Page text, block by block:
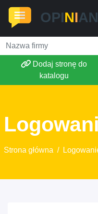
OPINI
Dodaj stronę do
katalogu
Strona główna /